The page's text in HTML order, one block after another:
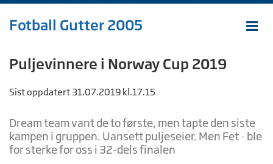
Fotball Gutter 2005
Puljevinnere i Norway Cup 2019
Sist oppdatert 31.07.2019 kl.17.15
Dream team vant de to første, men tapte den siste
kampen i gruppen. Uansett puljeseier. Men Fet - ble
for sterke for oss i 32-dels finalen